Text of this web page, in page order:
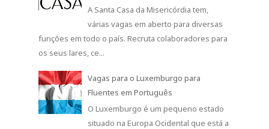
A Santa Casa da Misericórdia tem,
várias vagas em aberto para diversas
funções em todo o país. Recruta colaboradores para
os seus lares, ce...
Vagas para o Luxemburgo para
Fluentes em Português
O Luxemburgo é um pequeno estado
situado na Europa Ocidental que está a